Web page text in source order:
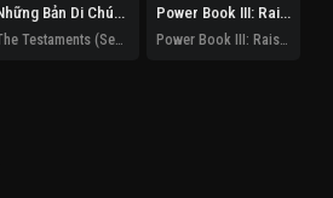
Những Bản Di Chúc (Phần 1) Power Book III: Raising Kanan (Phần 5)